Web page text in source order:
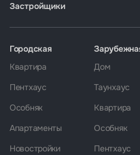
Застройщики
Городская
Квартира
Пентхаус
Особняк
Апартаменты
Новостройки
Дом
Таунхаус
Квартира
Особняк
Пентхаус